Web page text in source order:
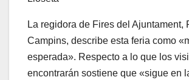
La regidora de Fires del Ajuntament,
Campins, describe esta feria como
esperada». Respecto a lo que los
encontrarán sostiene que «sigue en